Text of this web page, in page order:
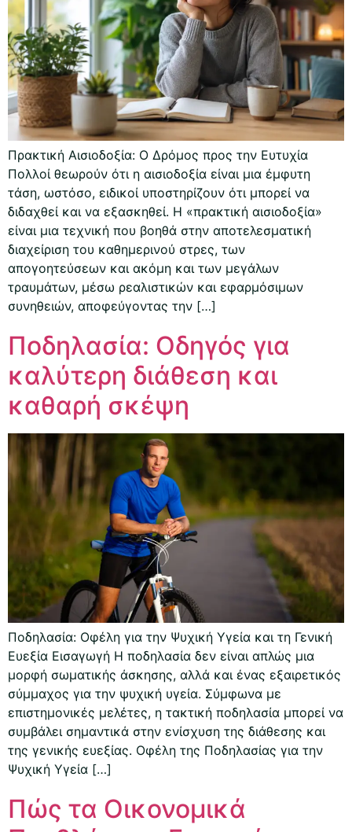
Πρακτική Αισιοδοξία: Ο Δρόμος προς την Ευτυχία
Πολλοί θεωρούν ότι η αισιοδοξία είναι μια έμφυτη
τάση, ωστόσο, ειδικοί υποστηρίζουν ότι μπορεί να
διδαχθεί και να εξασκηθεί. Η «πρακτική αισιοδοξία»
είναι μια τεχνική που βοηθά στην αποτελεσματική
διαχείριση του καθημερινού στρες, των
απογοητεύσεων και ακόμη και των μεγάλων
τραυμάτων, μέσω ρεαλιστικών και εφαρμόσιμων
συνηθειών, αποφεύγοντας την […]
Ποδηλασία: Οδηγός για
καλύτερη διάθεση και
καθαρή σκέψη
Ποδηλασία: Οφέλη για την Ψυχική Υγεία και τη Γενική
Ευεξία Εισαγωγή Η ποδηλασία δεν είναι απλώς μια
μορφή σωματικής άσκησης, αλλά και ένας εξαιρετικός
σύμμαχος για την ψυχική υγεία. Σύμφωνα με
επιστημονικές μελέτες, η τακτική ποδηλασία μπορεί να
συμβάλει σημαντικά στην ενίσχυση της διάθεσης και
της γενικής ευεξίας. Οφέλη της Ποδηλασίας για την
Ψυχική Υγεία […]
Πώς τα Οικονομικά